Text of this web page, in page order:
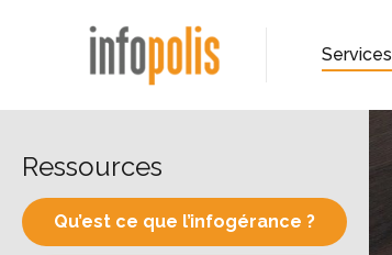
Services
Ressources
Qu’est ce que l’infogérance ?